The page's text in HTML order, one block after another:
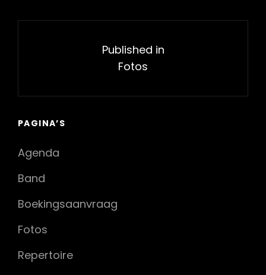
Published in
Fotos
PAGINA’S
Agenda
Band
Boekingsaanvraag
Fotos
Repertoire